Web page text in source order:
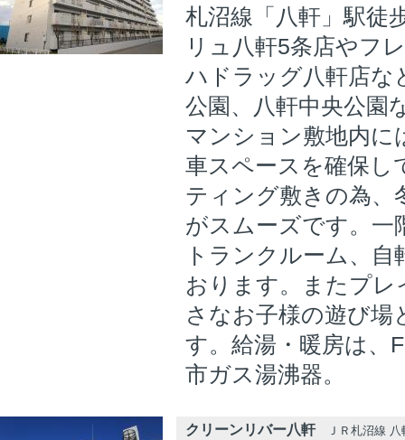
札沼線「八軒」駅徒
リュ八軒5条店やフ
ハドラッグ八軒店な
公園、八軒中央公園
マンション敷地内に
車スペースを確保し
ティング敷きの為、
がスムーズです。一
トランクルーム、
おります。またプ
さなお子様の遊び場
す。給湯・暖房は、
市ガス湯沸器。
クリーンリバー八軒ＪＲ札沼線 八